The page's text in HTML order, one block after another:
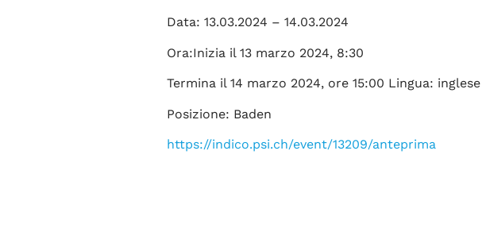
Data: 13.03.2024 – 14.03.2024
Ora:Inizia il 13 marzo 2024, 8:30
Termina il 14 marzo 2024, ore 15:00 Lingua: inglese
Posizione: Baden
https://indico.psi.ch/event/13209/anteprima